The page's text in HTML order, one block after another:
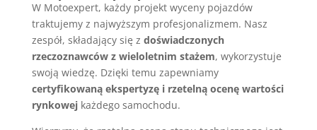
W Motoexpert, każdy projekt wyceny pojazdów
traktujemy z najwyższym profesjonalizmem. Nasz
zespół, składający się z doświadczonych
rzeczoznawców z wieloletnim stażem, wykorzystuje
swoją wiedzę. Dzięki temu zapewniamy
certyfikowaną ekspertyzę i rzetelną ocenę wartości
rynkowejkażdego samochodu.